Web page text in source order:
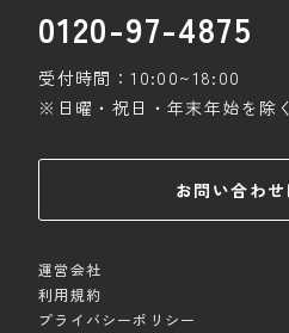
0120-97-4875
受付時間：10:00~18:00
※日曜・祝日・年末年始を除く
お問い合わ
運営会社
利用規約
プライバシーポリシー